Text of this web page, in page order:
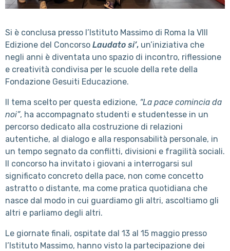
Si è conclusa presso l’Istituto Massimo di Roma la VIII
Edizione del Concorso Laudato si’, un’iniziativa che
negli anni è diventata uno spazio di incontro, riflessione
e creatività condivisa per le scuole della rete della
Fondazione Gesuiti Educazione.
Il tema scelto per questa edizione, “La pace comincia da
noi”, ha accompagnato studenti e studentesse in un
percorso dedicato alla costruzione di relazioni
autentiche, al dialogo e alla responsabilità personale, in
un tempo segnato da conflitti, divisioni e fragilità sociali.
Il concorso ha invitato i giovani a interrogarsi sul
significato concreto della pace, non come concetto
astratto o distante, ma come pratica quotidiana che
nasce dal modo in cui guardiamo gli altri, ascoltiamo gli
altri e parliamo degli altri.
Le giornate finali, ospitate dal 13 al 15 maggio presso
l’Istituto Massimo, hanno visto la partecipazione dei